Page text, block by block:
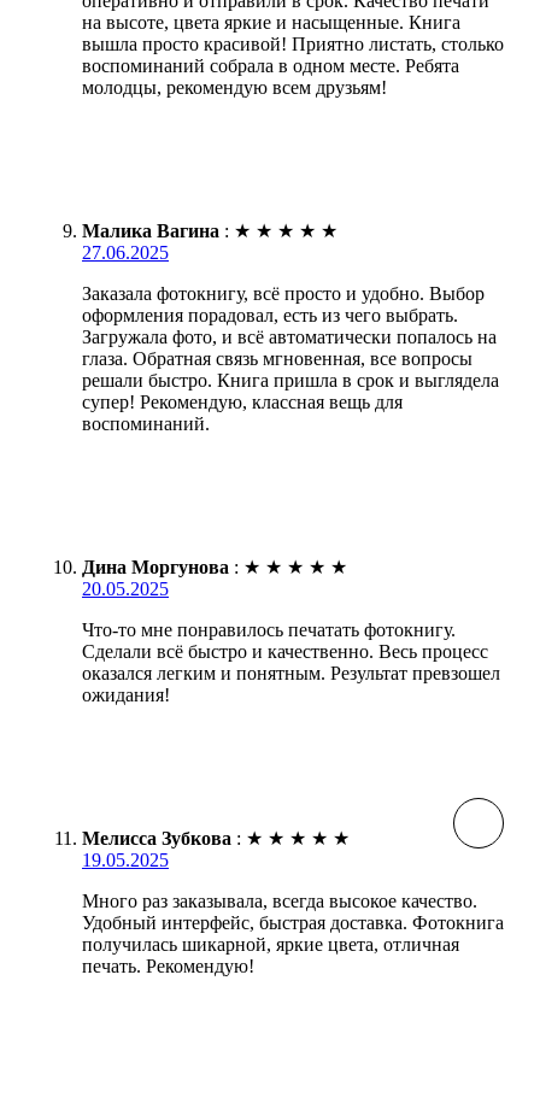
на высоте, цвета яркие и насыщенные. Книга
вышла просто красивой! Приятно листать, столько
воспоминаний собрала в одном месте. Ребята
молодцы, рекомендую всем друзьям!
Малика Вагина : ★ ★ ★ ★ ★
27.06.2025
Заказала фотокнигу, всё просто и удобно. Выбор
оформления порадовал, есть из чего выбрать.
Загружала фото, и всё автоматически попалось на
глаза. Обратная связь мгновенная, все вопросы
решали быстро. Книга пришла в срок и выглядела
супер! Рекомендую, классная вещь для
воспоминаний.
Дина Моргунова : ★ ★ ★ ★ ★
20.05.2025
Что-то мне понравилось печатать фотокнигу.
Сделали всё быстро и качественно. Весь процесс
оказался легким и понятным. Результат превзошел
ожидания!
Мелисса Зубкова : ★ ★ ★ ★ ★
19.05.2025
Много раз заказывала, всегда высокое качество.
Удобный интерфейс, быстрая доставка. Фотокнига
получилась шикарной, яркие цвета, отличная
печать. Рекомендую!